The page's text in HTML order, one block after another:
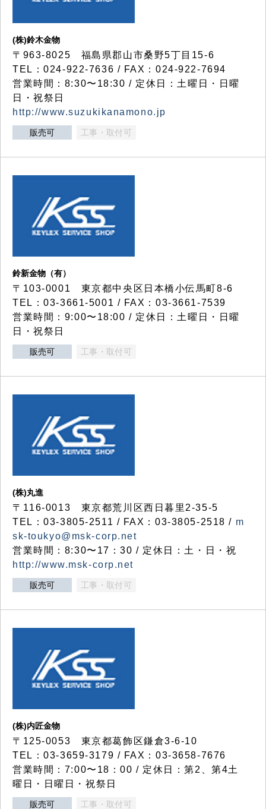
(株)鈴木金物
〒963-8025 福島県郡山市桑野5丁目15-6
TEL：024-922-7636 / FAX：024-922-7694
営業時間：8:30〜18:30 / 定休日：土曜日・日曜
日・祝祭日
http://www.suzukikanamono.jp
販売可 工事・取付可
鈴新金物（有）
〒103-0001 東京都中央区日本橋小伝馬町8-6
TEL：03-3661-5001 / FAX：03-3661-7539
営業時間：9:00〜18:00 / 定休日：土曜日・日曜
日・祝祭日
販売可 工事・取付可
(株)丸進
〒116-0013 東京都荒川区西日暮里2-35-5
TEL：03-3805-2511 / FAX：03-3805-2518 / m
sk-toukyo@msk-corp.net
営業時間：8:30〜17：30 / 定休日：土・日・祝
http://www.msk-corp.net
販売可 工事・取付可
(株)内匠金物
〒125-0053 東京都葛飾区鎌倉3-6-10
TEL：03-3659-3179 / FAX：03-3658-7676
営業時間：7:00〜18：00 / 定休日：第2、第4土
曜日・日曜日・祝祭日
販売可 工事・取付可